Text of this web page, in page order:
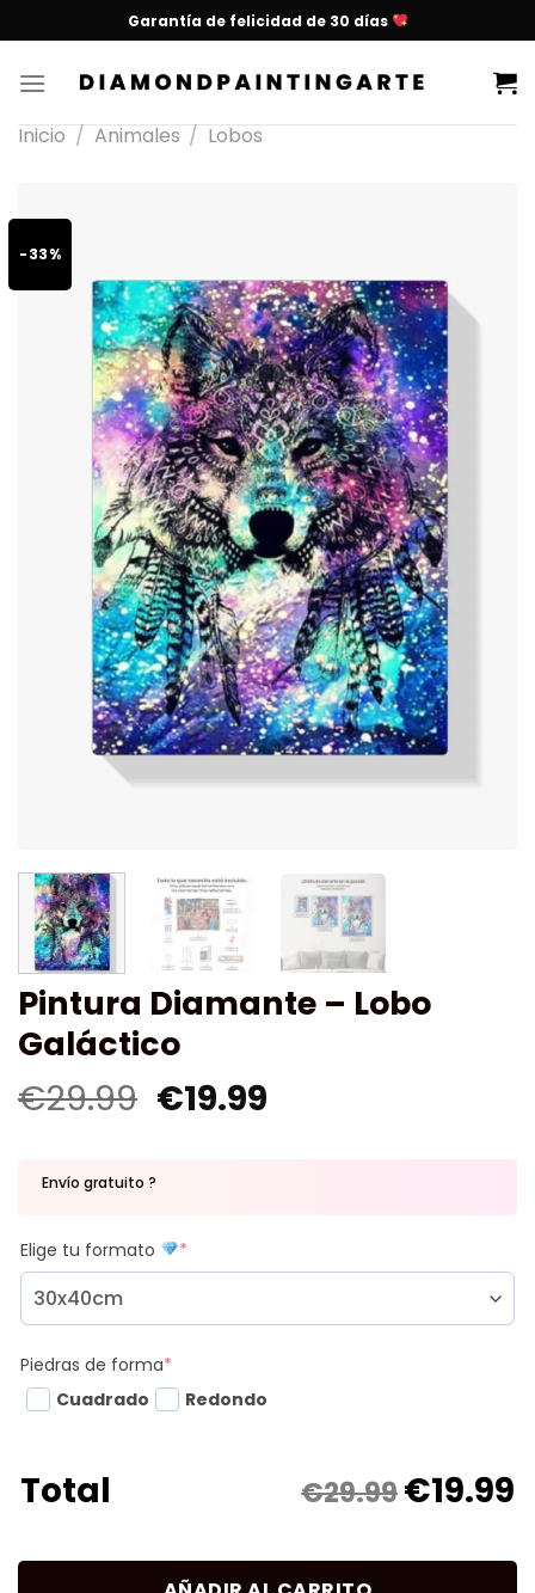
Garantía de felicidad de 30 días
Inicio / Animales / Lobos
-33%
Pintura Diamante – Lobo
Galáctico
€29.99 €19.99
Envío gratuito ?
Elige tu formato *
Piedras de forma*
Cuadrado
Redondo
Total €29.99€19.99